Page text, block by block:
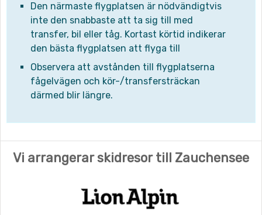
Den närmaste flygplatsen är nödvändigtvis
inte den snabbaste att ta sig till med
transfer, bil eller tåg. Kortast körtid indikerar
den bästa flygplatsen att flyga till
Observera att avstånden till flygplatserna
fågelvägen och kör-/transfersträckan
därmed blir längre.
Vi arrangerar skidresor till Zauchensee